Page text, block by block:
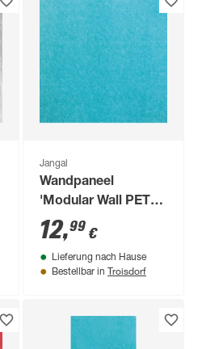
Jangal
Wandpaneel
'Modular Wall PET
11204A' blau 52 x 52
cm
12,99 €
Lieferung nach Hause
Bestellbar in Troisdorf